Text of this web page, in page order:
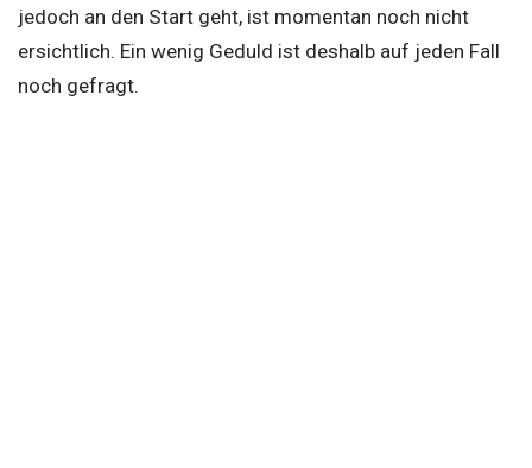
jedoch an den Start geht, ist momentan noch nicht
ersichtlich. Ein wenig Geduld ist deshalb auf jeden Fall
noch gefragt.